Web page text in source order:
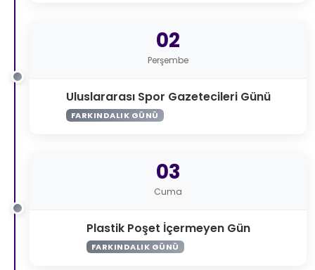
02
Perşembe
Uluslararası Spor Gazetecileri Günü
FARKINDALIK GÜNÜ
03
Cuma
Plastik Poşet İçermeyen Gün
FARKINDALIK GÜNÜ